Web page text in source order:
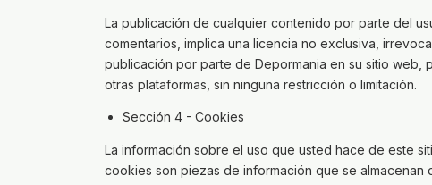
La publicación de cualquier contenido por parte del
comentarios, implica una licencia no exclusiva,
publicación por parte de Depormania en su sitio web,
otras plataformas, sin ninguna restricción o limitación.
Sección 4 - Cookies
La información sobre el uso que usted hace de este
cookies son piezas de información que se